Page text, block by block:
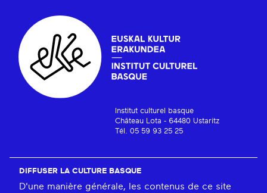
Institut culturel basque
Château Lota - 64480 Ustaritz
Tél. 05 59 93 25 25
DIFFUSER LA CULTURE BASQUE
D'une manière générale, les contenus de ce site